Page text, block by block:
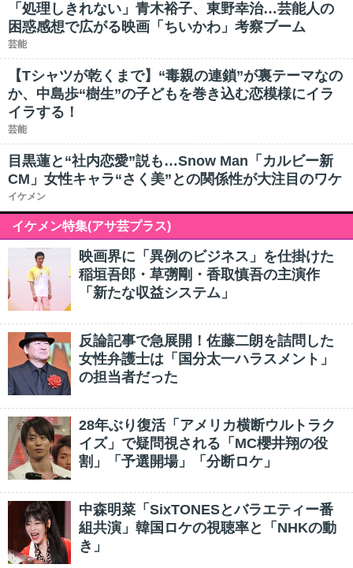
「処理しきれない」青木裕子、東野幸治…芸能人の
困惑感想で広がる映画「ちいかわ」考察ブーム
芸能
【Tシャツが乾くまで】“毒親の連鎖”が裏テーマなの
か、中島歩“樹生”の子どもを巻き込む恋模様にイラ
イラする！
芸能
目黒蓮と“社内恋愛”説も…Snow Man「カルビー新
CM」女性キャラ“さく美”との関係性が大注目のワケ
イケメン
イケメン特集(アサ芸プラス)
映画界に「異例のビジネス」を仕掛けた
稲垣吾郎・草彅剛・香取慎吾の主演作
「新たな収益システム」
反論記事で急展開！佐藤二朗を詰問した
女性弁護士は「国分太一ハラスメント」
の担当者だった
28年ぶり復活「アメリカ横断ウルトラク
イズ」で疑問視される「MC櫻井翔の役
割」「予選開場」「分断ロケ」
中森明菜「SixTONESとバラエティー番
組共演」韓国ロケの視聴率と「NHKの動
き」